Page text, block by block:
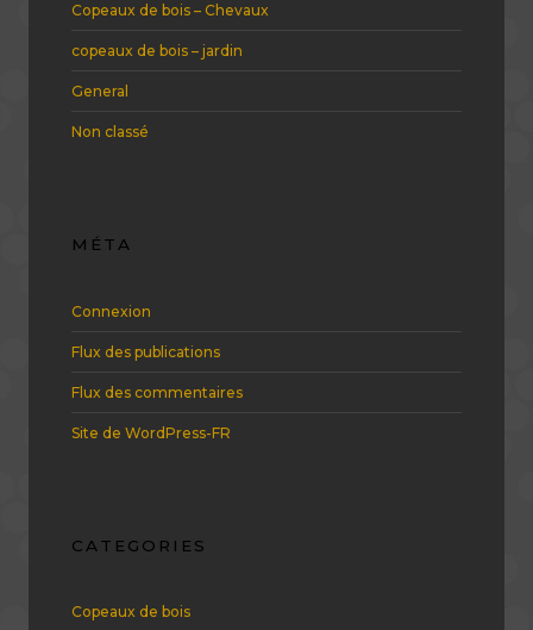
Copeaux de bois – Chevaux
copeaux de bois – jardin
General
Non classé
MÉTA
Connexion
Flux des publications
Flux des commentaires
Site de WordPress-FR
CATEGORIES
Copeaux de bois